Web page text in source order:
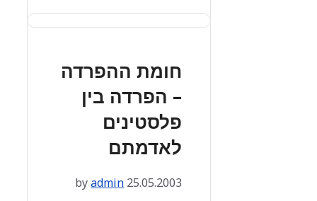
חומת ההפרדה
– הפרדה בין
פלסטינים
לאדמתם
25.05.2003
byadmin